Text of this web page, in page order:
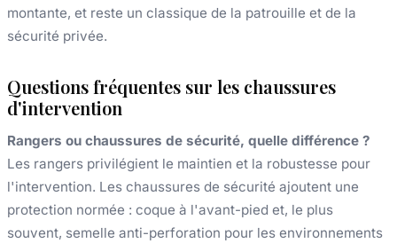
montante, et reste un classique de la patrouille et de la
sécurité privée.
Questions fréquentes sur les chaussures
d'intervention
Rangers ou chaussures de sécurité, quelle différence ?
Les rangers privilégient le maintien et la robustesse pour
l'intervention. Les chaussures de sécurité ajoutent une
protection normée : coque à l'avant-pied et, le plus
souvent, semelle anti-perforation pour les environnements